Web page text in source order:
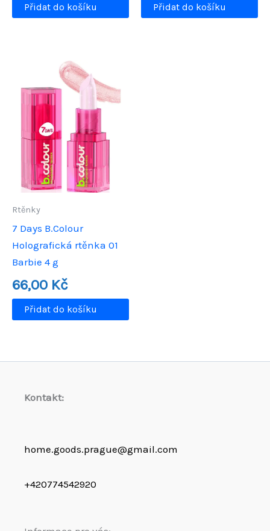
Přidat do košíku Přidat do košíku
Rtěnky
7 Days B.Colour
Holografická rtěnka 01
Barbie 4 g
66,00 Kč
Přidat do košíku
Kontakt:
home.goods.prague@gmail.com
+420774542920